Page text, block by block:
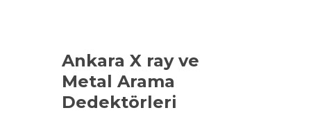
Ankara X ray ve
Metal Arama
Dedektörleri